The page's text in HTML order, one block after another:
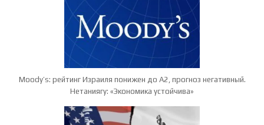
Moody’s: рейтинг Израиля понижен до A2, прогноз негативный.
Нетаниягу: «Экономика устойчива»